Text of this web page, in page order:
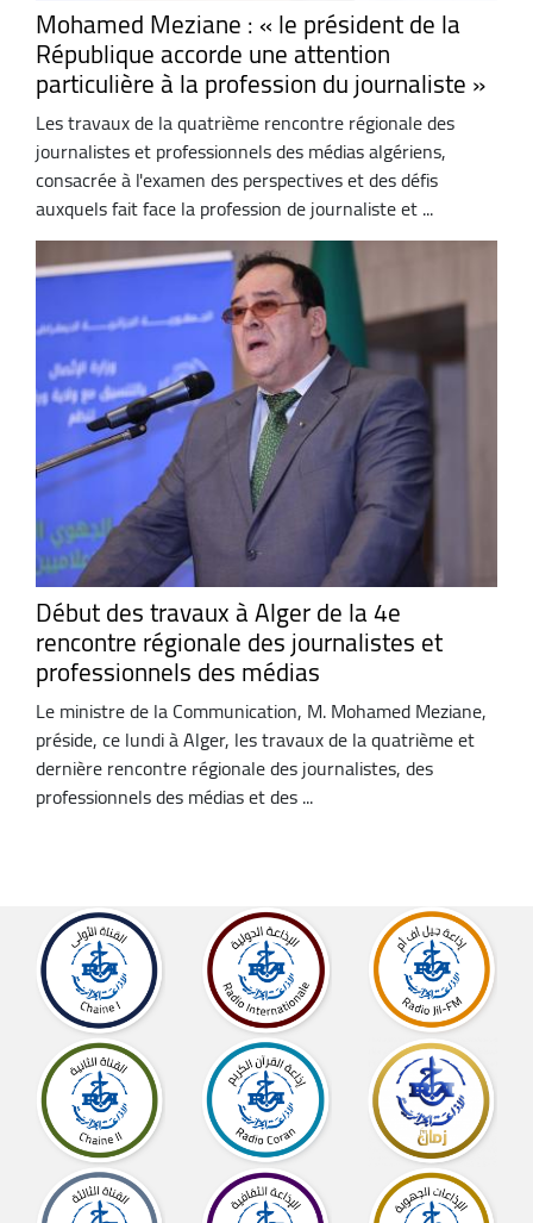
Mohamed Meziane : « le président de la
République accorde une attention
particulière à la profession du journaliste »
Les travaux de la quatrième rencontre régionale des
journalistes et professionnels des médias algériens,
consacrée à l'examen des perspectives et des défis
auxquels fait face la profession de journaliste et ...
Début des travaux à Alger de la 4e
rencontre régionale des journalistes et
professionnels des médias
Le ministre de la Communication, M. Mohamed Meziane,
préside, ce lundi à Alger, les travaux de la quatrième et
dernière rencontre régionale des journalistes, des
professionnels des médias et des ...